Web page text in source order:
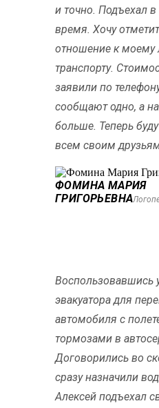
и точно. Подъехал
время. Хочу
отношение к моему
транспорту.
заявили по
сообщают одно, а
больше. Теперь
всем своим
ФОМИНА МАРИЯ
ГРИГОРЬЕВНА
Воспользовавшись
эвакуатора для
автомобиля с
тормозами в
Договорились во
сразу назначили
Алексей подъехал